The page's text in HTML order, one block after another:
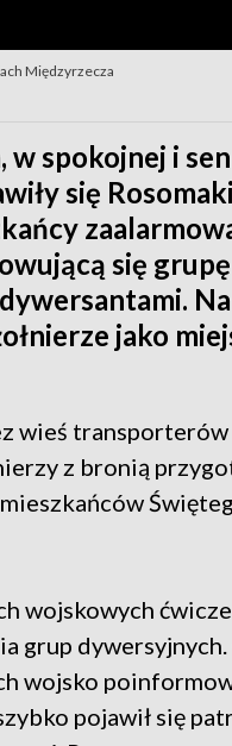
Międzyrzecza
w spokojnej i
się
się
jako
wieś transporterów
z bronią
wojskowych
grup dywersyjnych.
wojsko
pojawił się